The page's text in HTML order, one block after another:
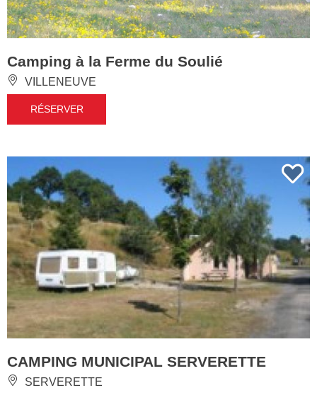
Camping à la Ferme du Soulié
VILLENEUVE
RÉSERVER
CAMPING MUNICIPAL SERVERETTE
SERVERETTE